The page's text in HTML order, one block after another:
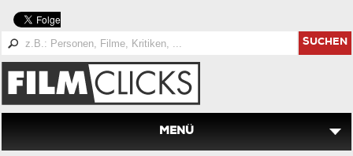
SUCHEN
MENÜ